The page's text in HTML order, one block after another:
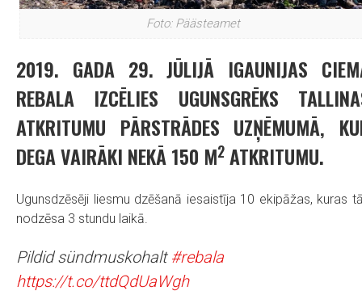
Foto: Päästeamet
2019. GADA 29. JŪLIJĀ IGAUNIJAS
REBALA IZCĒLIES UGUNSGRĒKS
ATKRITUMU PĀRSTRĀDES UZŅĒMUMĀ,
DEGA VAIRĀKI NEKĀ 150 M2 ATKRITUMU.
Ugunsdzēsēji liesmu dzēšanā iesaistīja 10 ekipāžas, kuras
nodzēsa 3 stundu laikā.
Pildid sündmuskohalt #rebala
https://t.co/ttdQdUaWgh